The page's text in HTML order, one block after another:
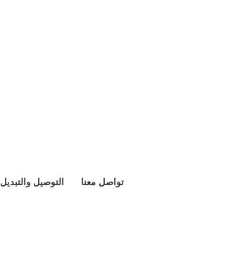
تواصل معنا التوصيل والتبديل